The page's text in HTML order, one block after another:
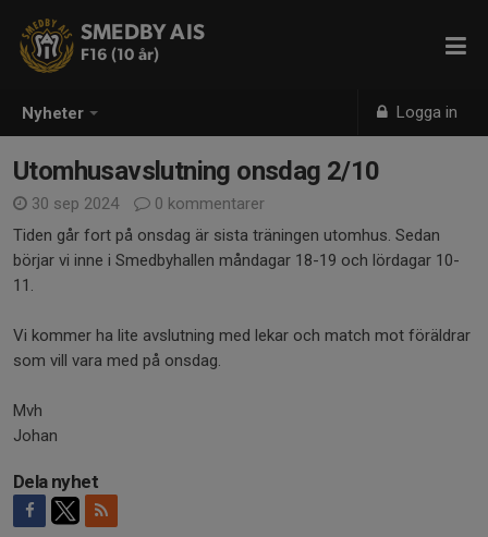
Nyheter Logga in
SMEDBY AIS
F16 (10 år)
Utomhusavslutning onsdag 2/10
30 sep 2024
0 kommentarer
Tiden går fort på onsdag är sista träningen utomhus. Sedan
börjar vi inne i Smedbyhallen måndagar 18-19 och lördagar 10-
11.
Vi kommer ha lite avslutning med lekar och match mot föräldrar
som vill vara med på onsdag.
Mvh
Johan
Dela nyhet